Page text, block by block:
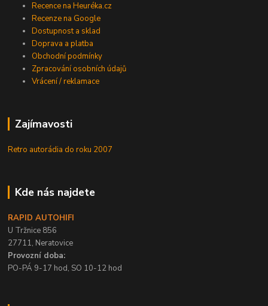
Recence na Heuréka.cz
Recenze na Google
Dostupnost a sklad
Doprava a platba
Obchodní podmínky
Zpracování osobních údajů
Vrácení / reklamace
Zajímavosti
Retro autorádia do roku 2007
Kde nás najdete
RAPID AUTOHIFI
U Tržnice 856
27711, Neratovice
Provozní doba:
PO-PÁ 9-17 hod, SO 10-12 hod